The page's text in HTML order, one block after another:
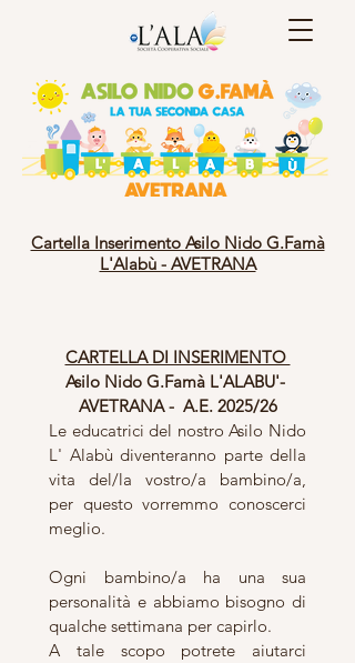
Cartella Inserimento Asilo Nido G.Famà
L'Alabù - AVETRANA
CARTELLA DI INSERIMENTO
Asilo Nido G.Famà L'ALABU'-
AVETRANA -  A.E. 2025/26
Le educatrici del nostro Asilo Nido
L' Alabù diventeranno parte della
vita del/la vostro/a bambino/a,
per questo vorremmo conoscerci
meglio.
Ogni bambino/a ha una sua
personalità e abbiamo bisogno di
qualche settimana per capirlo.
A tale scopo potrete aiutarci